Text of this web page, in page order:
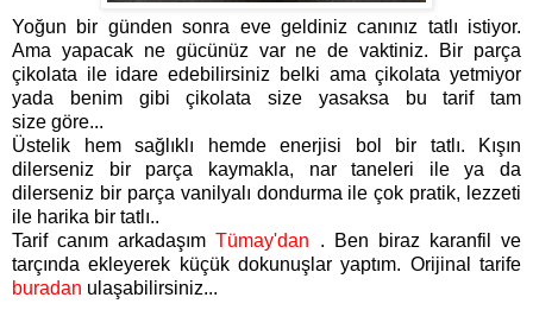
Yoğun bir günden sonra eve geldiniz canınız tatlı istiyor.
Ama yapacak ne gücünüz var ne de vaktiniz. Bir parça
çikolata ile idare edebilirsiniz belki ama çikolata yetmiyor
yada benim gibi çikolata size yasaksa bu tarif tam
size göre...
Üstelik hem sağlıklı hemde enerjisi bol bir tatlı. Kışın
dilerseniz bir parça kaymakla, nar taneleri ile ya da
dilerseniz bir parça vanilyalı dondurma ile çok pratik, lezzeti
ile harika bir tatlı..
Tarif canım arkadaşımTümay'dan . Ben biraz karanfil ve
tarçında ekleyerek küçük dokunuşlar yaptım. Orijinal tarife
buradan ulaşabilirsiniz...